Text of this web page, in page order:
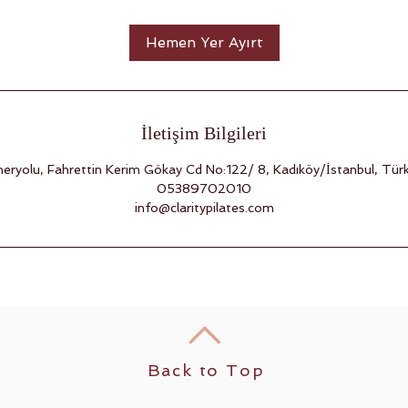
Hemen Yer Ayırt
İletişim Bilgileri
Fahrettin Kerim Gökay Cd No:122/ 8, Kadıköy/İstanbul,
05389702010
info@claritypilates.com
Back to Top